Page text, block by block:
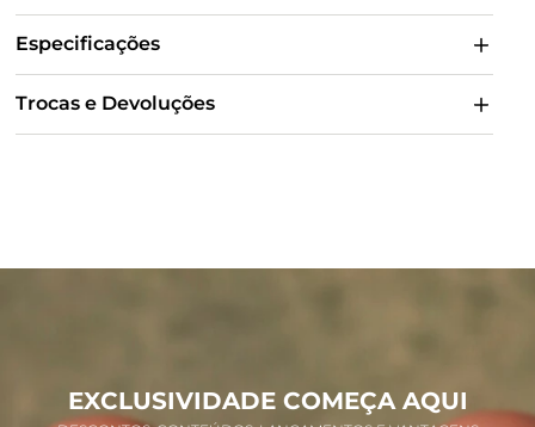
Especificações
Trocas e Devoluções
EXCLUSIVIDADE COMEÇA AQUI